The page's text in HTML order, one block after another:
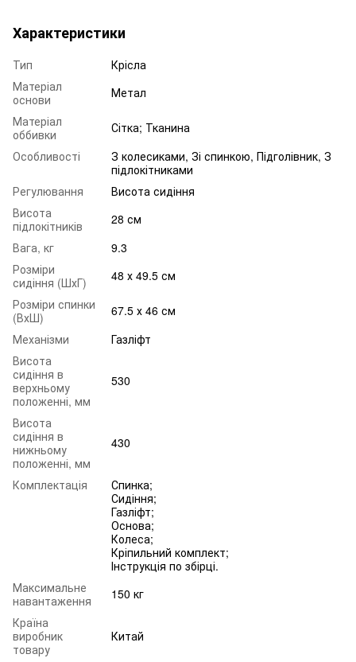
Характеристики
Тип
Крісла
Матеріал
основи
Метал
Матеріал
оббивки
Сітка; Тканина
Особливості
З колесиками, Зі спинкою, Підголівник, З
підлокітниками
Регулювання
Висота сидіння
Висота
підлокітників
28 см
Вага, кг
9.3
Розміри
сидіння (ШхГ)
48 х 49.5 см
Розміри спинки
(ВхШ)
67.5 х 46 см
Механізми
Газліфт
Висота
сидіння в
верхньому
положенні, мм
530
Висота
сидіння в
нижньому
положенні, мм
430
Комплектація
Спинка;
Сидіння;
Газліфт;
Основа;
Колеса;
Кріпильний комплект;
Інструкція по збірці.
Максимальне
навантаження
150 кг
Країна
виробник
товару
Китай